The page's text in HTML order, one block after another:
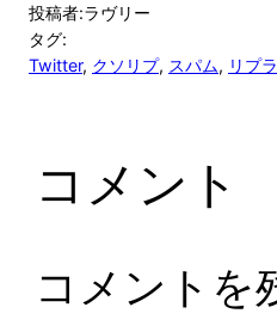
投稿者:ラヴリー
タグ:
Twitter, クソリプ, スパム, リプ
コメント
コメントを